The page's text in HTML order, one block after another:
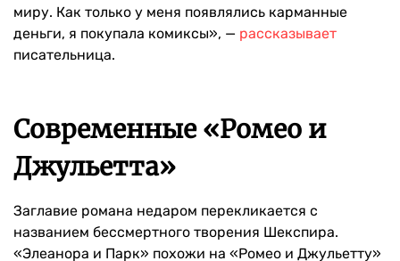
миру. Как только у меня появлялись карманные
деньги, я покупала комиксы», — рассказывает
писательница.
Современные «Ромео и
Джульетта»
Заглавие романа недаром перекликается с
названием бессмертного творения Шекспира.
«Элеанора и Парк» похожи на «Ромео и Джульетту»